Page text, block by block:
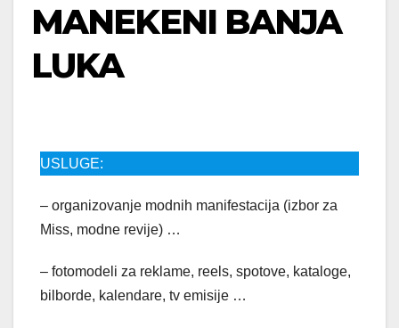
MANEKENI BANJA
LUKA
USLUGE:
– organizovanje modnih manifestacija (izbor za
Miss, modne revije) …
– fotomodeli za reklame, reels, spotove, kataloge,
bilborde, kalendare, tv emisije …